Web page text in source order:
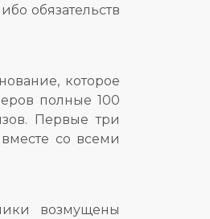
обязательств
которое
полные 100
Первые три
со всеми
возмущены